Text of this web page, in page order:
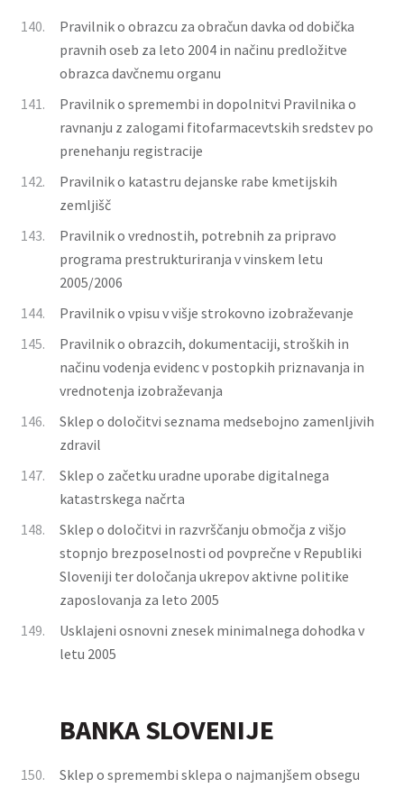
140.
Pravilnik o obrazcu za obračun davka od dobička
pravnih oseb za leto 2004 in načinu predložitve
obrazca davčnemu organu
141.
Pravilnik o spremembi in dopolnitvi Pravilnika o
ravnanju z zalogami fitofarmacevtskih sredstev po
prenehanju registracije
142.
Pravilnik o katastru dejanske rabe kmetijskih
zemljišč
143.
Pravilnik o vrednostih, potrebnih za pripravo
programa prestrukturiranja v vinskem letu
2005/2006
144.
Pravilnik o vpisu v višje strokovno izobraževanje
145.
Pravilnik o obrazcih, dokumentaciji, stroških in
načinu vodenja evidenc v postopkih priznavanja in
vrednotenja izobraževanja
146.
Sklep o določitvi seznama medsebojno zamenljivih
zdravil
147.
Sklep o začetku uradne uporabe digitalnega
katastrskega načrta
148.
Sklep o določitvi in razvrščanju območja z višjo
stopnjo brezposelnosti od povprečne v Republiki
Sloveniji ter določanja ukrepov aktivne politike
zaposlovanja za leto 2005
149.
Usklajeni osnovni znesek minimalnega dohodka v
letu 2005
BANKA SLOVENIJE
150.
Sklep o spremembi sklepa o najmanjšem obsegu